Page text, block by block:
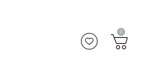
Zu Favoriten
0